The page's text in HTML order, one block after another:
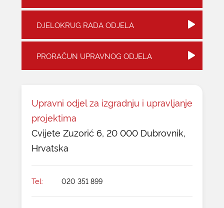
KONTAKTI
DJELOKRUG RADA ODJELA
PRORAČUN UPRAVNOG ODJELA
Upravni odjel za izgradnju i upravljanje
projektima
Cvijete Zuzorić 6, 20 000 Dubrovnik,
Hrvatska
Tel: 020 351 899